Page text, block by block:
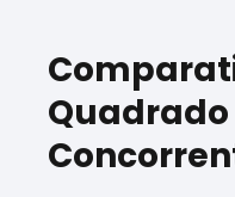
Quadrado